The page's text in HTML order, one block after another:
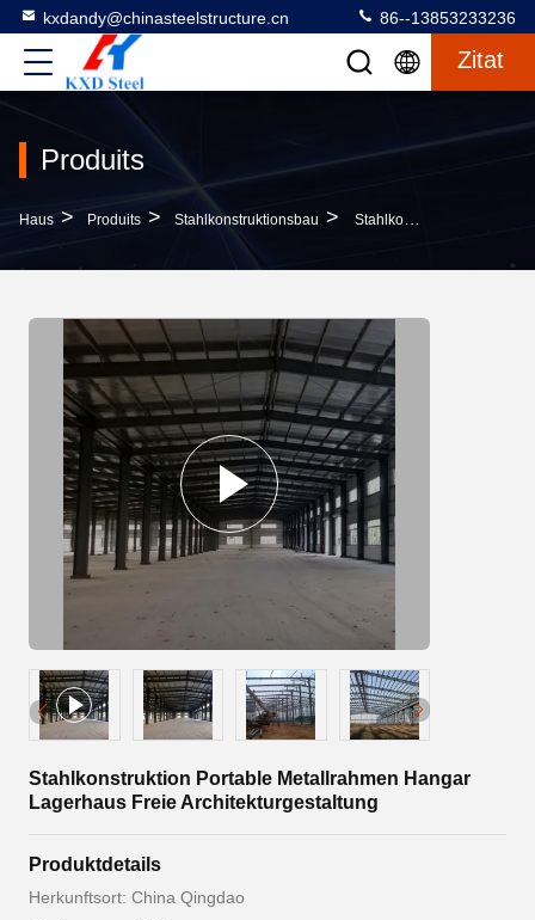
kxdandy@chinasteelstructure.cn 86--13853233236
Zitat
Produits
Haus > Produits > Stahlkonstruktionsbau > Stahlkonstruktion Portable Metallrahmen Hangar Lagerhaus Freie Architekturgestaltung
Stahlkonstruktion Portable Metallrahmen Hangar
Lagerhaus Freie Architekturgestaltung
Produktdetails
Herkunftsort: China Qingdao